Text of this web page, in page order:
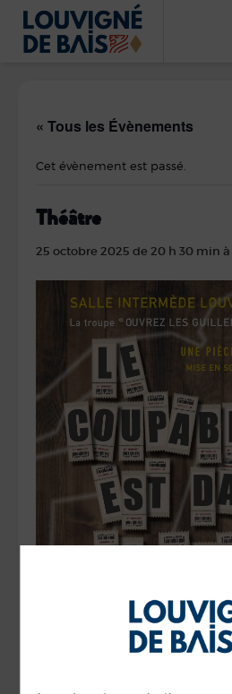
« Tous les Évènements
Cet évènement est passé.
Théâtre
25 octobre 2025 de 20 h 30 min à